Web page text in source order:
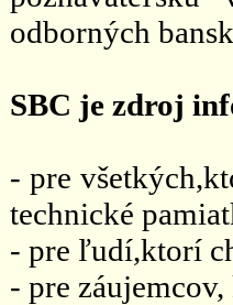
odborných
SBC je zdroj
- pre
technické
- pre ľudí,ktorí
- pre